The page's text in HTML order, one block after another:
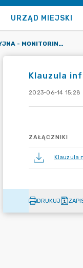
URZĄD MIEJSKI
KLAUZULA INFORMACYJNA - MONITORING MIEJSKI
Klauzula
2023-06-14 15:28
ZAŁĄCZNIKI
Klauzula
DRUKUJ